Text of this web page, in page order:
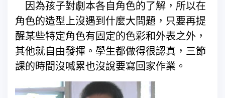
因為孩子對劇本各自角色的了解，所以在
角色的造型上沒遇到什麼大問題，只要再提
醒某些特定角色有固定的色彩和外表之外，
其他就自由發揮。學生都做得很認真，三節
課的時間沒喊累也沒說要寫回家作業。